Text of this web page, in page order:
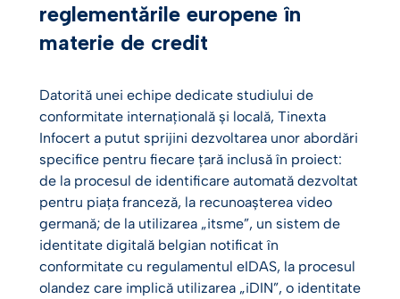
reglementările europene în
materie de credit
Datorită unei echipe dedicate studiului de
conformitate internațională și locală, Tinexta
Infocert a putut sprijini dezvoltarea unor abordări
specifice pentru fiecare țară inclusă în proiect:
de la procesul de identificare automată dezvoltat
pentru piața franceză, la recunoașterea video
germană; de la utilizarea „itsme”, un sistem de
identitate digitală belgian notificat în
conformitate cu regulamentul eIDAS, la procesul
olandez care implică utilizarea „iDIN”, o identitate